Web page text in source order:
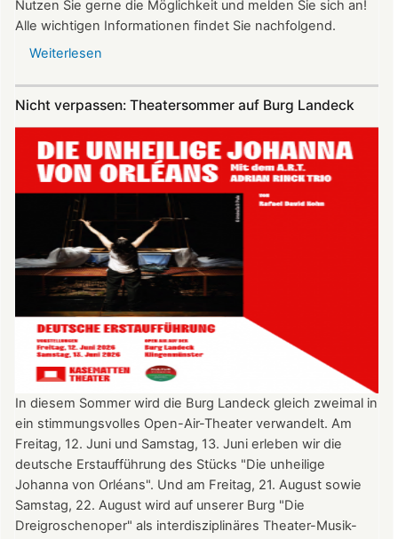
Nutzen Sie gerne die Möglichkeit und melden Sie sich an!
Alle wichtigen Informationen findet Sie nachfolgend.
Weiterlesen
4.
2026
nach
Freiburg
Nicht verpassen: Theatersommer auf Burg Landeck
In diesem Sommer wird die Burg Landeck gleich zweimal in
ein stimmungsvolles Open-Air-Theater verwandelt. Am
Freitag, 12. Juni und Samstag, 13. Juni erleben wir die
deutsche Erstaufführung des Stücks "Die unheilige
Johanna von Orléans". Und am Freitag, 21. August sowie
Samstag, 22. August wird auf unserer Burg "Die
Dreigroschenoper" als interdisziplinäres Theater-Musik-